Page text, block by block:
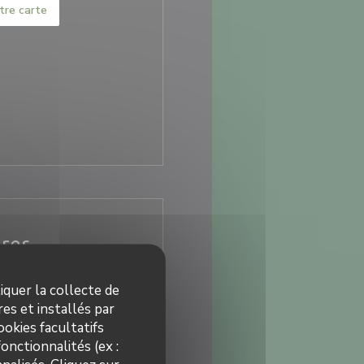
la collecte de
et installés par
facultatifs
(ex :
carte
12h00 - 14h00 *
Fermé